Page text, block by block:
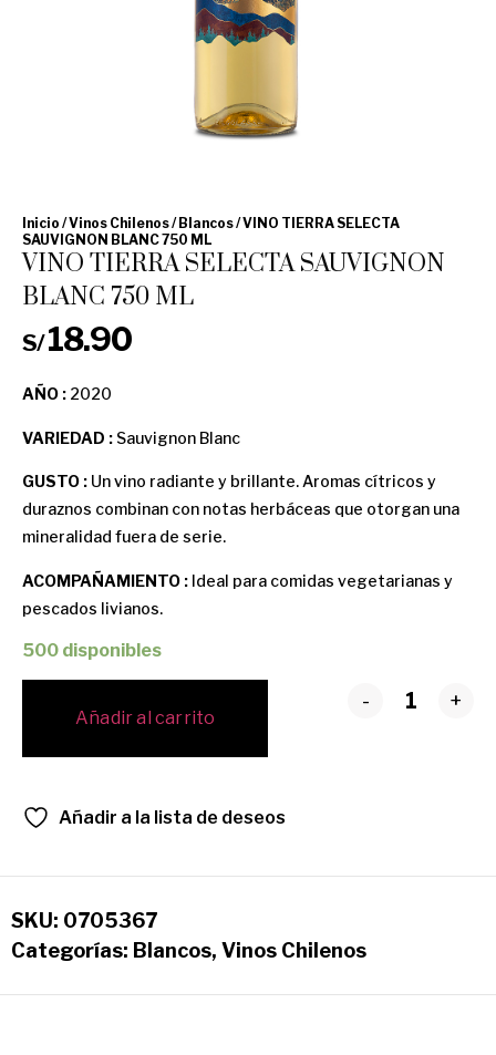
Inicio /Vinos Chilenos/ Blancos/ VINO TIERRA SELECTA
SAUVIGNON BLANC 750 ML
VINO TIERRA SELECTA SAUVIGNON
BLANC 750 ML
S/18.90
AÑO : 2020
VARIEDAD : Sauvignon Blanc
GUSTO : Un vino radiante y brillante. Aromas cítricos y
duraznos combinan con notas herbáceas que otorgan una
mineralidad fuera de serie.
ACOMPAÑAMIENTO : Ideal para comidas vegetarianas y
pescados livianos.
500 disponibles
- +
Añadir al carrito
Añadir a la lista de deseos
SKU: 0705367
Categorías: Blancos, Vinos Chilenos